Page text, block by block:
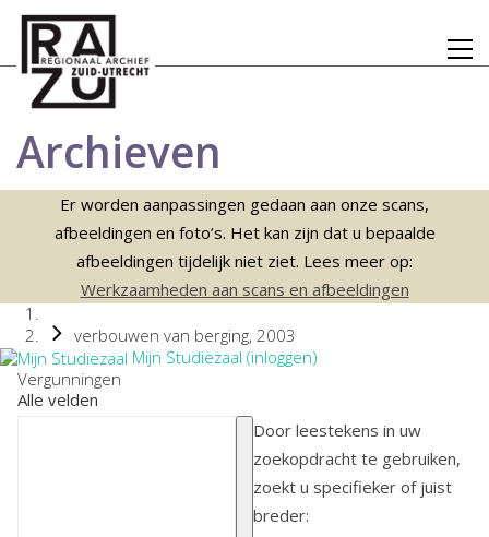
Archieven
Er worden aanpassingen gedaan aan onze scans,
afbeeldingen en foto’s. Het kan zijn dat u bepaalde
afbeeldingen tijdelijk niet ziet. Lees meer op:
Werkzaamheden aan scans en afbeeldingen
verbouwen van berging, 2003
Mijn Studiezaal (inloggen)
Vergunningen
Alle velden
Door leestekens in uw
zoekopdracht te gebruiken,
zoekt u specifieker of juist
breder: